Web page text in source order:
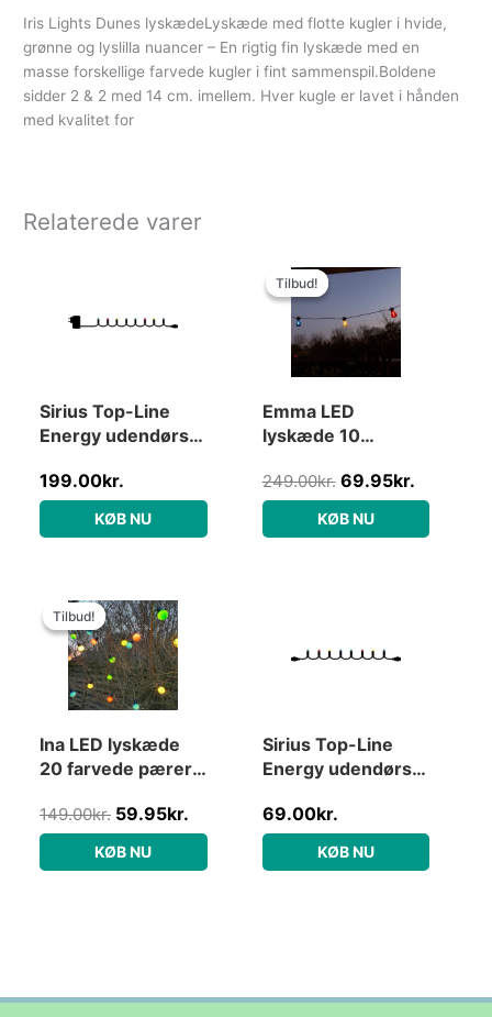
Iris Lights Dunes lyskædeLyskæde med flotte kugler i hvide,
grønne og lyslilla nuancer – En rigtig fin lyskæde med en
masse forskellige farvede kugler i fint sammenspil.Boldene
sidder 2 & 2 med 14 cm. imellem. Hver kugle er lavet i hånden
med kvalitet for
Relaterede varer
Sirius Top-Line
Energy udendørs
farvede lys, 5
meter, startsæt
199.00kr.
KØB NU
Tilbud!
Tilbud!
Emma LED
lyskæde 10
forlængersæt
249.00kr.
var:
249.00kr..
69.95kr.
KØB NU
Tilbud!
Tilbud!
Ina LED lyskæde
20 farvede pærer
149.00kr.
oprindelige
pris
var:
149.00kr..
59.95kr.
KØB NU
Sirius Top-Line
Energy udendørs
farvede lys, 5
meter, forlænger
69.00kr.
KØB NU